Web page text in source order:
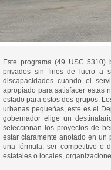
Este programa (49 USC
privados sin fines de lucro a
discapacidades cuando el
apropiado para satisfacer estas
estado para estos dos grupos.
urbanas pequeñas, este es el
gobernador elige un
seleccionan los proyectos de
estar claramente anotado en un
una fórmula, ser competitivo o
estatales o locales,